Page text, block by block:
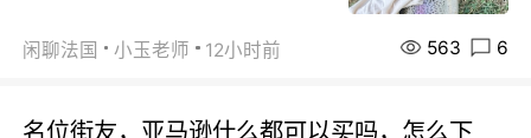
闲聊法国 小玉老师 12小时前 563 6
名位街友，亚马逊什么都可以买吗，怎么下